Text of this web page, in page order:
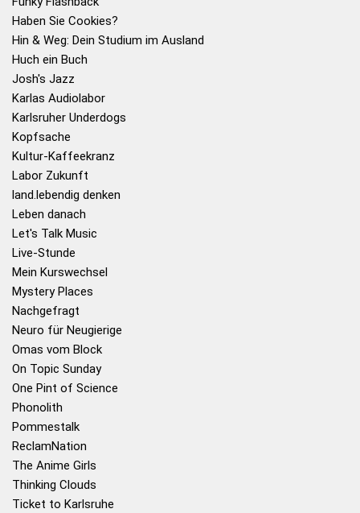
Haben Sie Cookies?
Hin & Weg: Dein Studium im Ausland
Huch ein Buch
Josh's Jazz
Karlas Audiolabor
Karlsruher Underdogs
Kopfsache
Kultur-Kaffeekranz
Labor Zukunft
land.lebendig denken
Leben danach
Let's Talk Music
Live-Stunde
Mein Kurswechsel
Mystery Places
Nachgefragt
Neuro für Neugierige
Omas vom Block
On Topic Sunday
One Pint of Science
Phonolith
Pommestalk
ReclamNation
The Anime Girls
Thinking Clouds
Ticket to Karlsruhe